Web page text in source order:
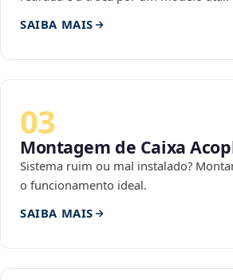
SAIBA MAIS
03
Montagem de Caixa
Sistema ruim ou mal instalado?
o funcionamento ideal.
SAIBA MAIS